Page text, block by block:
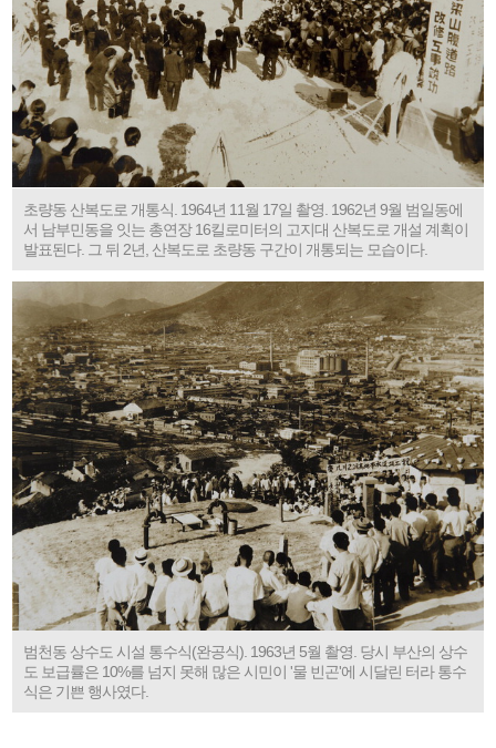
초량동 산복도로 개통식. 1964년 11월 17일 촬영. 1962년 9월 범일동에
서 남부민동을 잇는 총연장 16킬로미터의 고지대 산복도로 개설 계획이
발표된다. 그 뒤 2년, 산복도로 초량동 구간이 개통되는 모습이다.
범천동 상수도 시설 통수식(완공식). 1963년 5월 촬영. 당시 부산의 상수
도 보급률은 10%를 넘지 못해 많은 시민이 '물 빈곤'에 시달린 터라 통수
식은 기쁜 행사였다.